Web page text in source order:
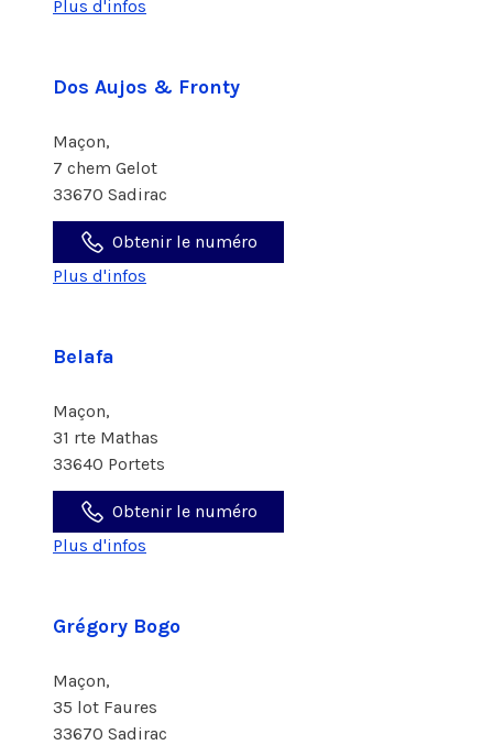
Plus d'infos
Dos Aujos & Fronty
Maçon,
7 chem Gelot
33670 Sadirac
Obtenir le numéro
Plus d'infos
Belafa
Maçon,
31 rte Mathas
33640 Portets
Obtenir le numéro
Plus d'infos
Grégory Bogo
Maçon,
35 lot Faures
33670 Sadirac